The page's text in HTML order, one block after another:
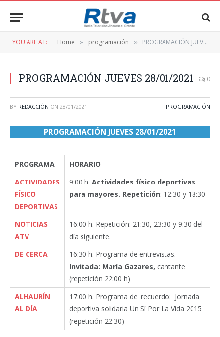
YOU ARE AT: Home » programación » PROGRAMACIÓN JUEVES 28/01/2021
PROGRAMACIÓN JUEVES 28/01/2021 0
BY REDACCIÓN ON 28/01/2021 PROGRAMACIÓN
PROGRAMACIÓN JUEVES 28/01/2021
PROGRAMA
HORARIO
ACTIVIDADES
FÍSICO
DEPORTIVAS
9:00 h. Actividades físico deportivas
para mayores. Repetición: 12:30 y 18:30
NOTICIAS
ATV
16:00 h. Repetición: 21:30, 23:30 y 9:30 del
día siguiente.
DE CERCA
16:30 h. Programa de entrevistas.
Invitada: María Gazares, cantante
(repetición 22:00 h)
ALHAURÍN
AL DÍA
17:00 h. Programa del recuerdo: Jornada
deportiva solidaria Un Sí Por La Vida 2015
(repetición 22:30)